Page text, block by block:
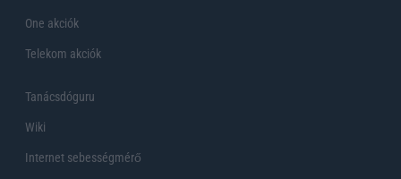
One akciók
Telekom akciók
Tanácsdóguru
Wiki
Internet sebességmérő